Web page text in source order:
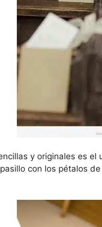
y originales es el
con los pétalos